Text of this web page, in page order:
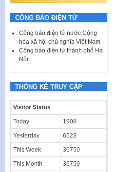
CÔNG BÁO ĐIỆN TỬ
Công báo điện tử nước Cộng
hòa xã hội chủ nghĩa Việt Nam
Công báo điện tử thành phố Hà
Nội
THỐNG KÊ TRUY CẬP
Visitor Status
Today 1908
Yesterday 6523
This Week 36750
This Month 36750